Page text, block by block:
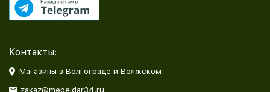
Контакты:
Магазины в Волгограде и Волжском
zakaz@mebeldar34.ru